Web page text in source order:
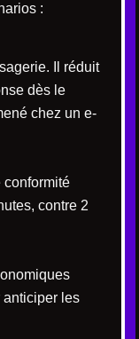
:
Il réduit
dès le
chez un e-
conformité
contre 2
anticiper les